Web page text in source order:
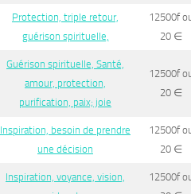
Protection, triple retour,
guérison spirituelle,
12500f
20 ∈
Guérison spirituelle, Santé,
amour, protection,
purification, paix; joie
12500f
20 ∈
Inspiration, besoin de prendre
une décision
12500f
20 ∈
Inspiration, voyance, vision,
12500f